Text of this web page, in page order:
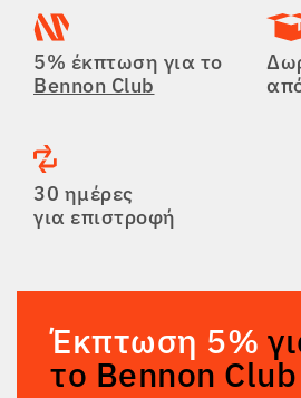
5% έκπτωση για το
Bennon Club
30 ημέρες
για επιστροφή
Έκπτωση 5%
το Bennon Club